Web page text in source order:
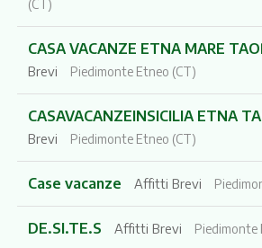
(CT)
CASA VACANZE ETNA MARE
Brevi
Piedimonte Etneo (CT)
CASAVACANZEINSICILIA ETNA
Brevi
Piedimonte Etneo (CT)
Case vacanze Affitti Brevi
DE.SI.TE.S Affitti Brevi Piedimonte